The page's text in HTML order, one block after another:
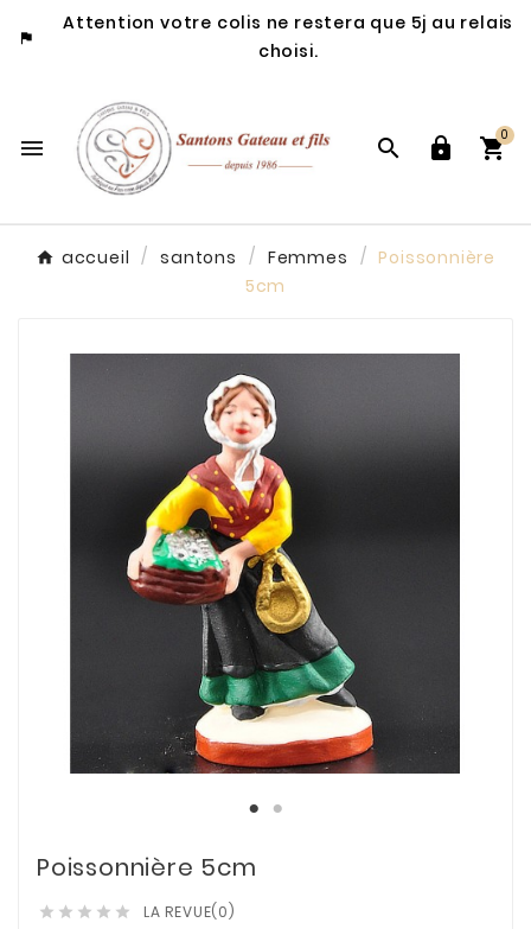

Attention votre colis ne restera que 5j au relais
choisi.
   
0
accueil santons Femmes
Poissonnière
5cm
Poissonnière 5cm
     LA REVUE(0)